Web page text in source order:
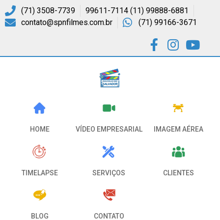
(71) 3508-7739
99611-7114 (11) 99888-6881
contato@spnfilmes.com.br
(71) 99166-3671
HOME VÍDEO EMPRESARIAL IMAGEM AÉREA
TIMELAPSE SERVIÇOS CLIENTES
BLOG CONTATO